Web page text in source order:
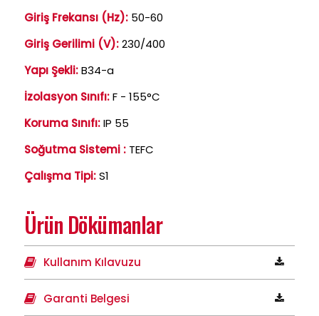
Giriş Frekansı (Hz): 50-60
Giriş Gerilimi (V):230/400
Yapı Şekli:B34-a
İzolasyon Sınıfı:F - 155°C
Koruma Sınıfı:IP 55
Soğutma Sistemi : TEFC
Çalışma Tipi:S1
Ürün Dökümanlar
Kullanım Kılavuzu
Garanti Belgesi